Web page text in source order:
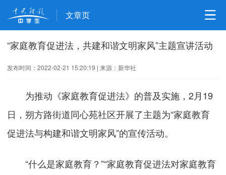
文章页
“家庭教育促进法，共建和谐文明家风”主题宣讲活动
发布时间：2022-02-21 15:20:19 |来源：新华社
为推动《家庭教育促进法》的普及实施，2月19
日，朔方路街道同心苑社区开展了主题为“家庭教育
促进法与构建和谐文明家风”的宣传活动。
“什么是家庭教育？”“家庭教育促进法对家庭教育